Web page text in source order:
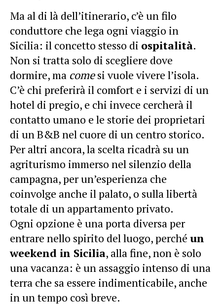
Ma al di là dell’itinerario, c’è un filo
conduttore che lega ogni viaggio in
Sicilia: il concetto stesso di ospitalità.
Non si tratta solo di scegliere dove
dormire, ma comesi vuole vivere l’isola.
C’è chi preferirà il comfort e i servizi di un
hotel di pregio, e chi invece cercherà il
contatto umano e le storie dei proprietari
di un B&B nel cuore di un centro storico.
Per altri ancora, la scelta ricadrà su un
agriturismo immerso nel silenzio della
campagna, per un’esperienza che
coinvolge anche il palato, o sulla libertà
totale di un appartamento privato.
Ogni opzione è una porta diversa per
entrare nello spirito del luogo, perché un
weekend in Sicilia, alla fine, non è solo
una vacanza: è un assaggio intenso di una
terra che sa essere indimenticabile, anche
in un tempo così breve.